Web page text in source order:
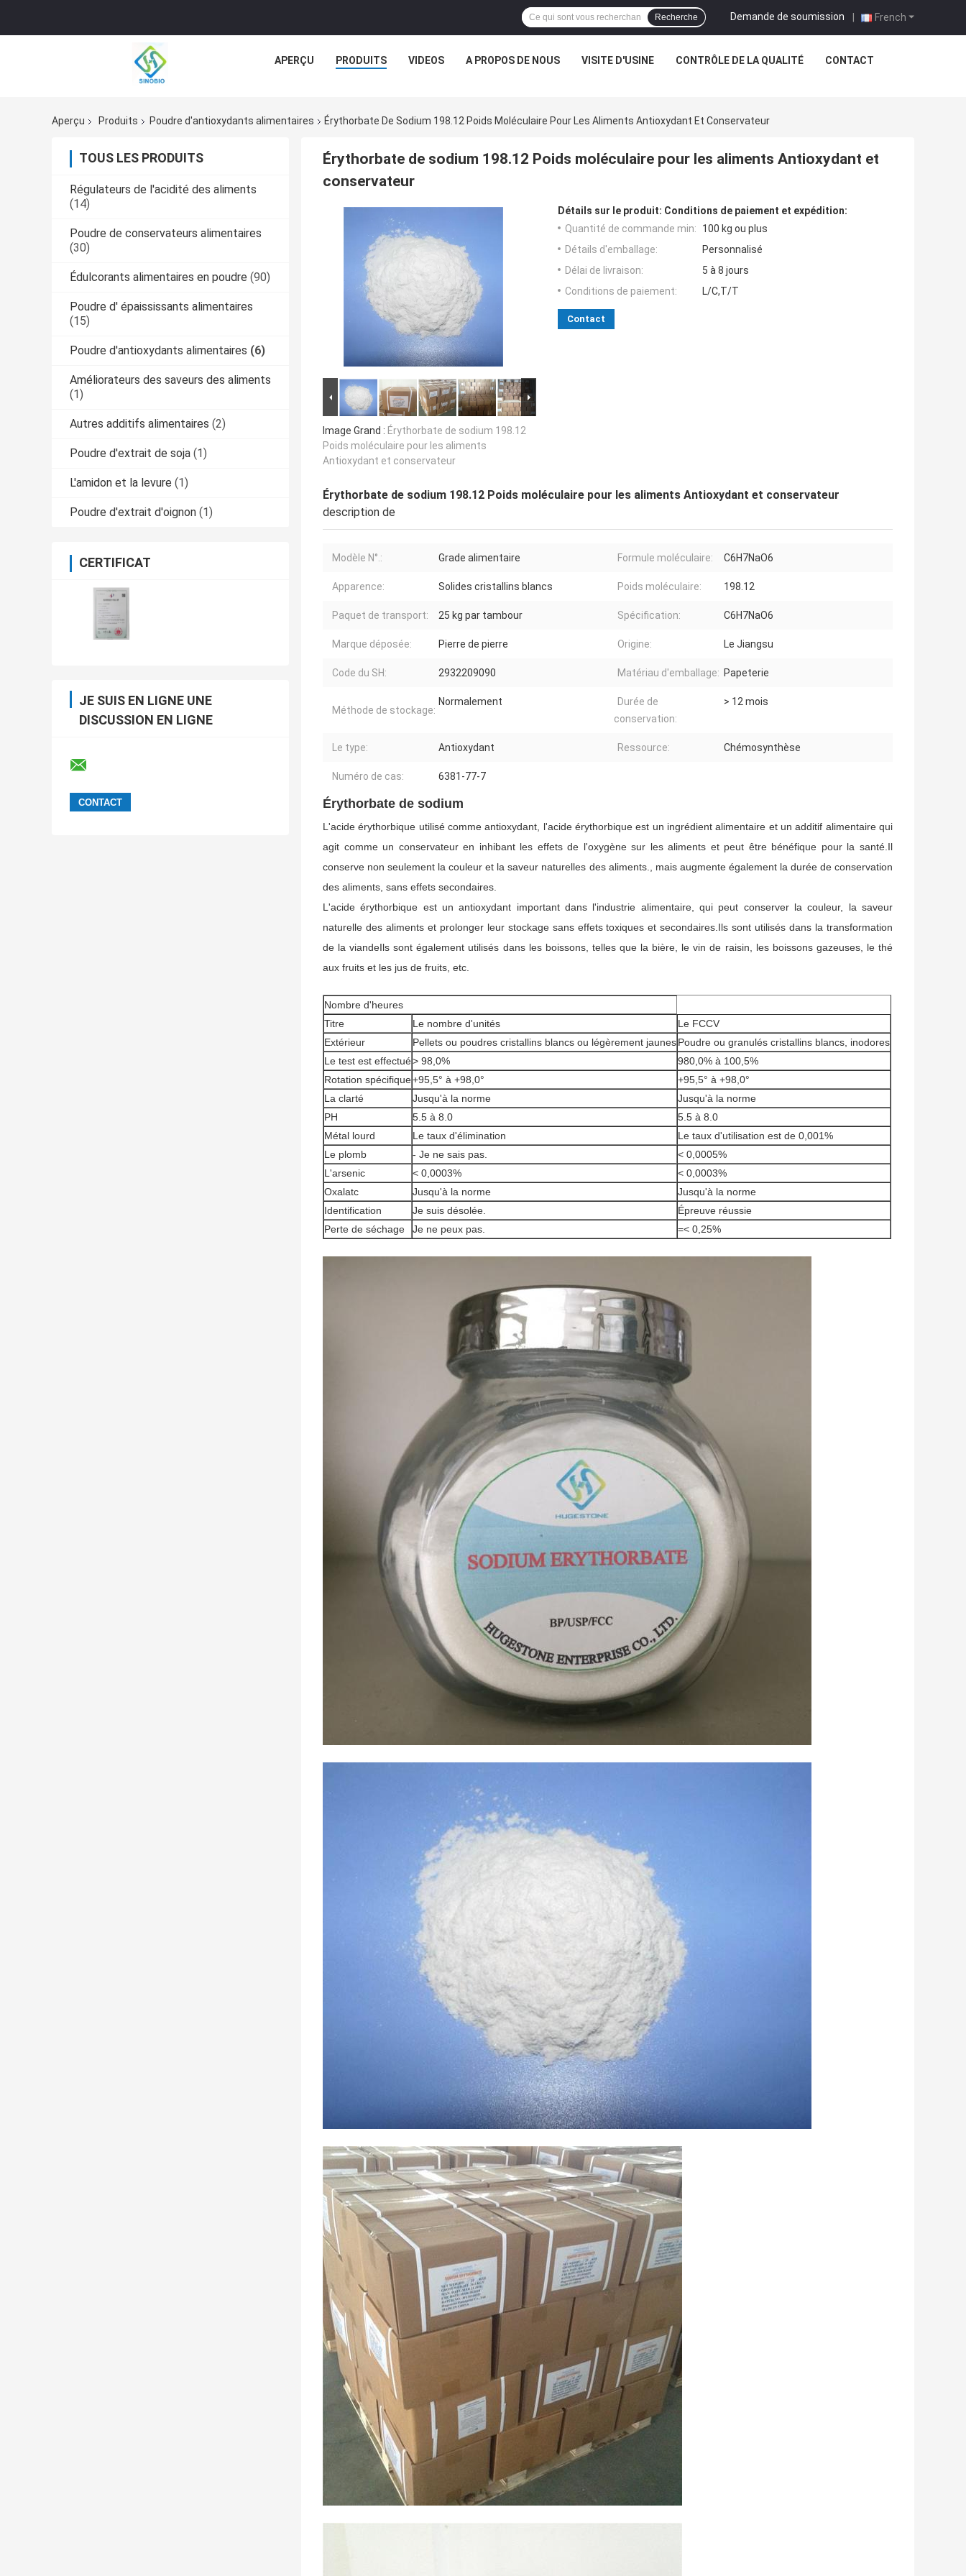
Laisser un message
Nous vous rappellerons bientôt!
SOUMETTRE
French
Demande de soumission |
Recherche
APERÇU PRODUITS VIDEOS A PROPOS DE NOUS VISITE D'USINE CONTRÔLE DE LA QUALITÉ CONTACT
Aperçu Produits Poudre d'antioxydants alimentaires Érythorbate De Sodium 198.12 Poids Moléculaire Pour Les Aliments Antioxydant Et Conservateur
TOUS LES PRODUITS
Régulateurs de l'acidité des aliments
(14)
Poudre de conservateurs alimentaires
(30)
Édulcorants alimentaires en poudre (90)
Poudre d' épaississants alimentaires
(15)
Poudre d'antioxydants alimentaires (6)
Améliorateurs des saveurs des aliments
(1)
Autres additifs alimentaires (2)
Poudre d'extrait de soja (1)
L'amidon et la levure (1)
Poudre d'extrait d'oignon (1)
CERTIFICAT
JE SUIS EN LIGNE UNE
DISCUSSION EN LIGNE
Érythorbate de sodium 198.12 Poids moléculaire pour les aliments Antioxydant et
conservateur
Image Grand : Érythorbate de sodium 198.12
Poids moléculaire pour les aliments
Antioxydant et conservateur
Détails sur le produit: Conditions de paiement et expédition:
Quantité de commande min:
100 kg ou plus
Détails d'emballage:
Personnalisé
Délai de livraison:
5 à 8 jours
Conditions de paiement:
L/C,T/T
Contact
Érythorbate de sodium 198.12 Poids moléculaire pour les aliments Antioxydant et conservateur
description de
Modèle N°.: Grade alimentaire Formule moléculaire: C6H7NaO6
Apparence: Solides cristallins blancs Poids moléculaire: 198.12
Paquet de transport: 25 kg par tambour Spécification: C6H7NaO6
Marque déposée: Pierre de pierre Origine: Le Jiangsu
Code du SH: 2932209090 Matériau d'emballage: Papeterie
Méthode de stockage:
Normalement
Durée de
conservation:
> 12 mois
Le type: Antioxydant Ressource: Chémosynthèse
Numéro de cas: 6381-77-7
Érythorbate de sodium
L'acide érythorbique utilisé comme antioxydant, l'acide érythorbique est un ingrédient alimentaire et un additif alimentaire qui
agit comme un conservateur en inhibant les effets de l'oxygène sur les aliments et peut être bénéfique pour la santé.Il
conserve non seulement la couleur et la saveur naturelles des aliments., mais augmente également la durée de conservation
des aliments, sans effets secondaires.
L'acide érythorbique est un antioxydant important dans l'industrie alimentaire, qui peut conserver la couleur, la saveur
naturelle des aliments et prolonger leur stockage sans effets toxiques et secondaires.Ils sont utilisés dans la transformation
de la viandeIls sont également utilisés dans les boissons, telles que la bière, le vin de raisin, les boissons gazeuses, le thé
aux fruits et les jus de fruits, etc.
Nombre d'heures
Titre
Le nombre d'unités
Le FCCV
Extérieur
Pellets ou poudres cristallins blancs ou légèrement jaunesPoudre ou granulés cristallins blancs, inodores
Le test est effectué> 98,0%
980,0% à 100,5%
Rotation spécifique+95,5° à +98,0°
+95,5° à +98,0°
La clarté
Jusqu'à la norme
Jusqu'à la norme
PH
5.5 à 8.0
5.5 à 8.0
Métal lourd
Le taux d'élimination
Le taux d'utilisation est de 0,001%
Le plomb
- Je ne sais pas.
< 0,0005%
L'arsenic
< 0,0003%
< 0,0003%
Oxalatc
Jusqu'à la norme
Jusqu'à la norme
Identification
Je suis désolée.
Épreuve réussie
Perte de séchage
Je ne peux pas. =< 0,25%